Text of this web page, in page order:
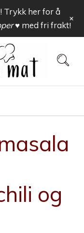
og
Trykk her for å
♥med fri frakt!
+